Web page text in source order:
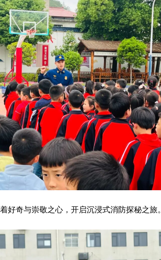
好奇与崇敬之心，开启沉浸式消防探秘之旅